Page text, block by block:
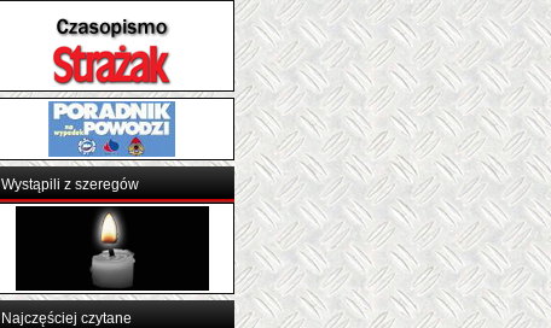
Wystąpili z szeregów
Najczęściej czytane